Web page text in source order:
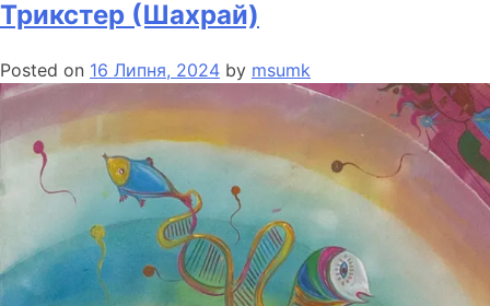
Трикстер (Шахрай)
Posted on 16 Липня, 2024 by msumk